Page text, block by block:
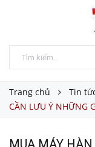
Trang chủ Tin
CẦN LƯU Ý NHỮNG
MUA MÁY